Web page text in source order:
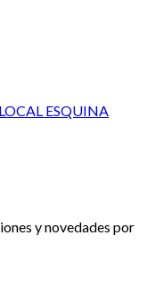
ESQUINA
y novedades por